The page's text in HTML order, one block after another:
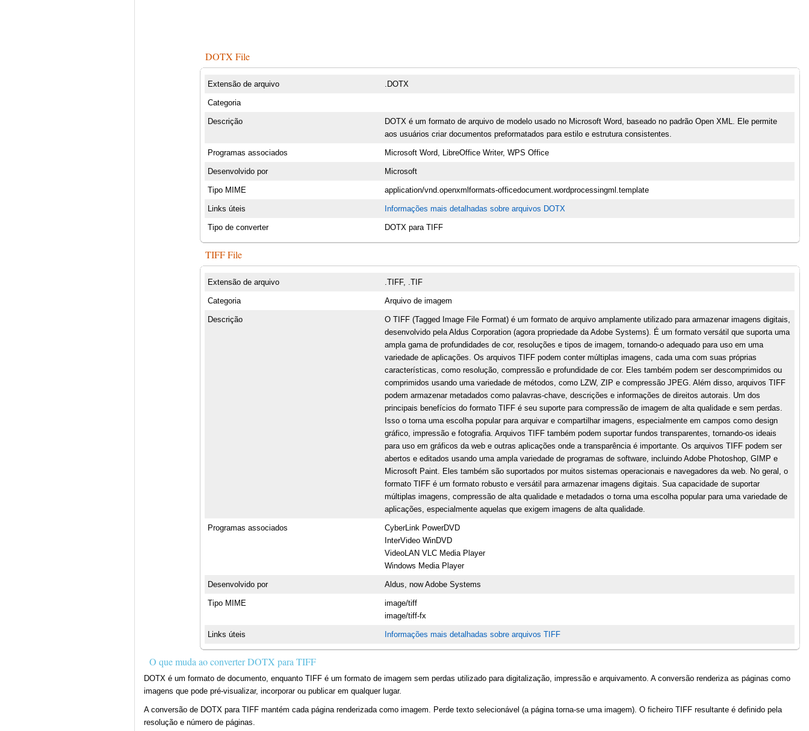
DOTX File
Extensão de arquivo .DOTX
Categoria
Descrição
DOTX é um formato de arquivo de modelo usado no Microsoft Word, baseado no padrão Open XML. Ele permite
aos usuários criar documentos preformatados para estilo e estrutura consistentes.
Programas associados Microsoft Word, LibreOffice Writer, WPS Office
Desenvolvido por Microsoft
Tipo MIME application/vnd.openxmlformats-officedocument.wordprocessingml.template
Links úteis Informações mais detalhadas sobre arquivos DOTX
Tipo de converter DOTX para TIFF
TIFF File
Extensão de arquivo .TIFF, .TIF
Categoria Arquivo de imagem
Descrição
O TIFF (Tagged Image File Format) é um formato de arquivo amplamente utilizado para armazenar imagens digitais,
desenvolvido pela Aldus Corporation (agora propriedade da Adobe Systems). É um formato versátil que suporta uma
ampla gama de profundidades de cor, resoluções e tipos de imagem, tornando-o adequado para uso em uma
variedade de aplicações. Os arquivos TIFF podem conter múltiplas imagens, cada uma com suas próprias
características, como resolução, compressão e profundidade de cor. Eles também podem ser descomprimidos ou
comprimidos usando uma variedade de métodos, como LZW, ZIP e compressão JPEG. Além disso, arquivos TIFF
podem armazenar metadados como palavras-chave, descrições e informações de direitos autorais. Um dos
principais benefícios do formato TIFF é seu suporte para compressão de imagem de alta qualidade e sem perdas.
Isso o torna uma escolha popular para arquivar e compartilhar imagens, especialmente em campos como design
gráfico, impressão e fotografia. Arquivos TIFF também podem suportar fundos transparentes, tornando-os ideais
para uso em gráficos da web e outras aplicações onde a transparência é importante. Os arquivos TIFF podem ser
abertos e editados usando uma ampla variedade de programas de software, incluindo Adobe Photoshop, GIMP e
Microsoft Paint. Eles também são suportados por muitos sistemas operacionais e navegadores da web. No geral, o
formato TIFF é um formato robusto e versátil para armazenar imagens digitais. Sua capacidade de suportar
múltiplas imagens, compressão de alta qualidade e metadados o torna uma escolha popular para uma variedade de
aplicações, especialmente aquelas que exigem imagens de alta qualidade.
Programas associados
CyberLink PowerDVD
InterVideo WinDVD
VideoLAN VLC Media Player
Windows Media Player
Desenvolvido por Aldus, now Adobe Systems
Tipo MIME
image/tiff
image/tiff-fx
Links úteis Informações mais detalhadas sobre arquivos TIFF
O que muda ao converter DOTX para TIFF
DOTX é um formato de documento, enquanto TIFF é um formato de imagem sem perdas utilizado para digitalização, impressão e arquivamento. A conversão renderiza as páginas como
imagens que pode pré-visualizar, incorporar ou publicar em qualquer lugar.
A conversão de DOTX para TIFF mantém cada página renderizada como imagem. Perde texto selecionável (a página torna-se uma imagem). O ficheiro TIFF resultante é definido pela
resolução e número de páginas.